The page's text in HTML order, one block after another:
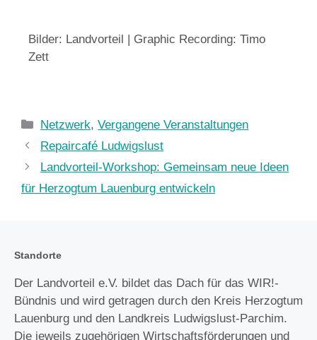
Bilder: Landvorteil | Graphic Recording: Timo
Zett
Netzwerk,Vergangene Veranstaltungen
Repaircafé Ludwigslust
Landvorteil-Workshop: Gemeinsam neue Ideen
für Herzogtum Lauenburg entwickeln
Standorte
Der Landvorteil e.V. bildet das Dach für das WIR!-
Bündnis und wird getragen durch den Kreis Herzogtum
Lauenburg und den Landkreis Ludwigslust-Parchim.
Die jeweils zugehörigen Wirtschaftsförderungen und